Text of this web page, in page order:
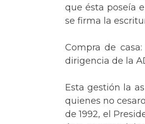
que ésta poseía
se firma la
Compra de
dirigencia de la
Esta gestión la
quienes no
de 1992, el